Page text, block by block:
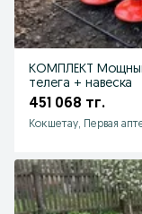
КОМПЛЕКТ
телега + навеска
451 068 тг.
Кокшетау, Первая